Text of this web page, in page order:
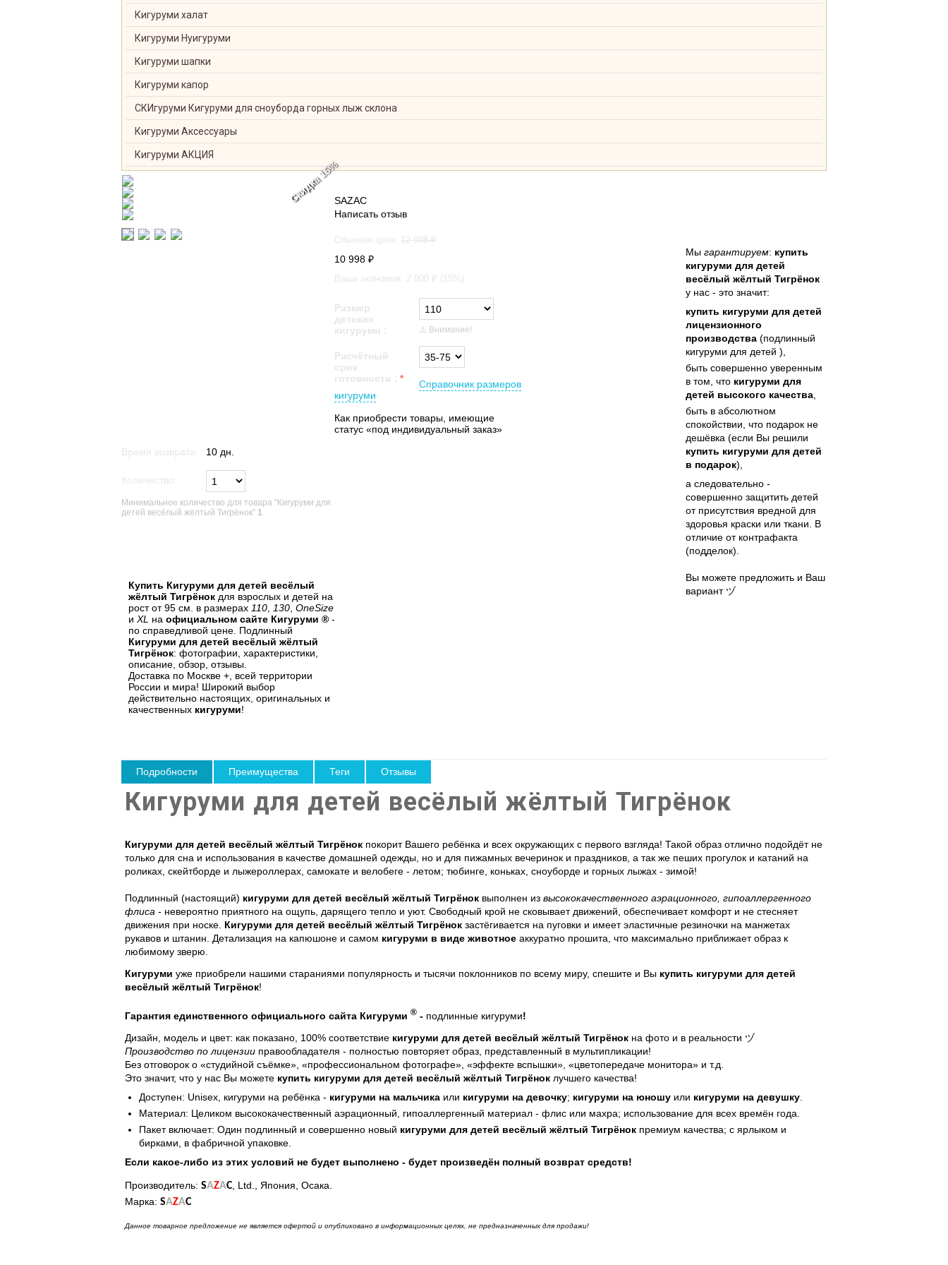
Кигуруми халат
Кигуруми Нуигуруми
Кигуруми шапки
Кигуруми капор
СКИгуруми Кигуруми для сноуборда горных лыж склона
Кигуруми Аксессуары
Кигуруми АКЦИЯ
Скидка 15%SAZAC
Написать отзыв
Мы гарантируем: купить
кигуруми для детей
весёлый жёлтый Тигрёнок
у нас - это значит:
купить кигуруми для детей
лицензионного
производства (подлинный
кигуруми для детей ),
быть совершенно уверенным
в том, что кигуруми для
детей высокого качества
быть в абсолютном
спокойствии, что подарок не
дешёвка (если Вы решили
купить кигуруми для детей
в подарок),
а следовательно -
совершенно защитить детей
от присутствия вредной для
здоровья краски или ткани. В
отличие от контрафакта
(подделок).
Вы можете предложить и Ваш
вариант ヅ
Обычная цена: 12 998 ₽
10 998 ₽
Ваша экономия: 2 000 ₽ ( 15 %)
Размер
детских
кигуруми : ⚠️ Внимание!
Расчётный
срок
готовности :
Справочник размеров
кигуруми
Как приобрести товары, имеющие
статус «под индивидуальный заказ»
Время возврата: 10 дн.
Количество:
Минимальное количество для товара "Кигуруми для
детей весёлый жёлтый Тигрёнок" 1
Купить Кигуруми для детей весёлый
жёлтый Тигрёнок для взрослых и детей на
рост от 95 см. в размерах 110 130 OneSize
и XL на официальном сайте Кигуруми ® -
по справедливой цене. Подлинный
Кигуруми для детей весёлый жёлтый
Тигрёнок: фотографии, характеристики,
описание, обзор, отзывы.
Доставка по Москве +, всей территории
России и мира! Широкий выбор
действительно настоящих, оригинальных и
качественных кигуруми!
Подробности Преимущества Теги Отзывы
Кигуруми для детей весёлый жёлтый Тигрёнок
Кигуруми для детей весёлый жёлтый Тигрёнок покорит Вашего ребёнка и всех окружающих с первого взгляда! Такой образ отлично подойдёт не
только для сна и использования в качестве домашней одежды, но и для пижамных вечеринок и праздников, а так же пеших прогулок и катаний на
роликах, скейтборде и лыжероллерах, самокате и велобеге - летом; тюбинге, коньках, сноуборде и горных лыжах - зимой!
Подлинный (настоящий) кигуруми для детей весёлый жёлтый Тигрёнок выполнен из высококачественного аэрационного, гипоаллергенного
флиса - невероятно приятного на ощупь, дарящего тепло и уют. Свободный крой не сковывает движений, обеспечивает комфорт и не стесняет
движения при носке. Кигуруми для детей весёлый жёлтый Тигрёнок застёгивается на пуговки и имеет эластичные резиночки на манжетах
рукавов и штанин. Детализация на капюшоне и самом кигуруми в виде животное аккуратно прошита, что максимально приближает образ к
любимому зверю.
Кигуруми уже приобрели нашими стараниями популярность и тысячи поклонников по всему миру, спешите и Вы купить кигуруми для детей
весёлый жёлтый Тигрёнок!
Гарантия единственного официального сайта Кигуруми ® - подлинные кигуруми!
Дизайн, модель и цвет: как показано, 100% соответствие кигуруми для детей весёлый жёлтый Тигрёнок на фото и в реальности ヅ
Производство по лицензии правообладателя - полностью повторяет образ, представленный в мультипликации!
Без отговорок о «студийной съёмке», «профессиональном фотографе», «эффекте вспышки», «цветопередаче монитора» и т.д.
Это значит, что у нас Вы можете купить кигуруми для детей весёлый жёлтый Тигрёнок лучшего качества!
Доступен: Unisex, кигуруми на ребёнка - кигуруми на мальчика или кигуруми на девочку; кигуруми на юношу или кигуруми на девушку.
Материал: Целиком высококачественный аэрационный, гипоаллергенный материал - флис или махра; использование для всех времён года.
Пакет включает: Один подлинный и совершенно новый кигуруми для детей весёлый жёлтый Тигрёнок премиум качества; с ярлыком и
бирками, в фабричной упаковке.
Если какое-либо из этих условий не будет выполнено - будет произведён полный возврат средств!
Производитель: SAZAC, Ltd., Япония, Осака.
Марка: SAZAC
Данное товарное предложение не является офертой и опубликовано в информационных целях, не предназначенных для продажи!